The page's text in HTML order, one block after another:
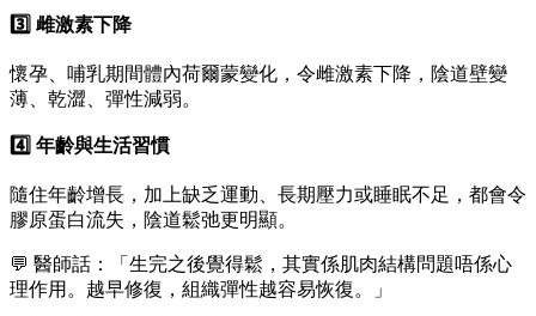
3️⃣ 雌激素下降
懷孕、哺乳期間體內荷爾蒙變化，令雌激素下降，陰道壁變
薄、乾澀、彈性減弱。
4️⃣ 年齡與生活習慣
隨住年齡增長，加上缺乏運動、長期壓力或睡眠不足，都會令
膠原蛋白流失，陰道鬆弛更明顯。
💬 醫師話：「生完之後覺得鬆，其實係肌肉結構問題唔係心
理作用。越早修復，組織彈性越容易恢復。」